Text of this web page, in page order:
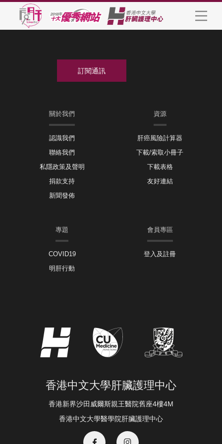
關於我們
認識我們
聯絡我們
私隱政策及聲明
捐款支持
新聞發佈
資源
肝癌風險計算器
下載/索取小冊子
下載表格
友好連結
專題
COVID19
明肝行動
會員專區
登入及註冊
香港中文大學肝臟護理中心
香港新界沙田威爾斯親王醫院舊座4樓4M
香港中文大學醫學院肝臟護理中心